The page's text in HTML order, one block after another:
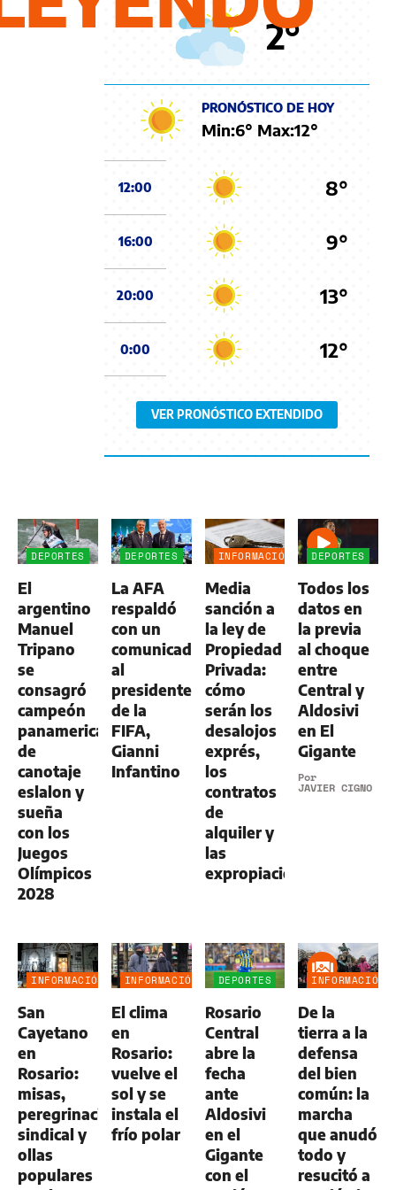
2°
PRONÓSTICO DE HOY
Min:6° Max:12°
12:00 8°
16:00 9°
20:00 13°
0:00 12°
VER PRONÓSTICO EXTENDIDO
DEPORTES
El
argentino
Manuel
Tripano
se
consagró
campeón
panamericano
de
canotaje
eslalon y
sueña
con los
Juegos
Olímpicos
2028
DEPORTES
La AFA
respaldó
con un
comunicado
al
presidente
de la
FIFA,
Gianni
Infantino
INFORMACIÓN
Media
sanción a
la ley de
Propiedad
Privada:
cómo
serán los
desalojos
exprés,
los
contratos
de
alquiler y
las
expropiaciones
DEPORTES
Todos los
datos en
la previa
al choque
entre
Central y
Aldosivi
en El
Gigante
Por
JAVIER CIGNO
INFORMACIÓN
San
Cayetano
en
Rosario:
misas,
peregrinación
sindical y
ollas
populares
INFORMACIÓN
El clima
en
Rosario:
vuelve el
sol y se
instala el
frío polar
DEPORTES
Rosario
Central
abre la
fecha
ante
Aldosivi
en el
Gigante
con el
INFORMACIÓN
De la
tierra a la
defensa
del bien
común: la
marcha
que anudó
todo y
resucitó a